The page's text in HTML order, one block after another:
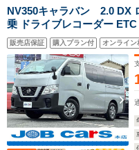
NV350キャラバン 2.0 DX
乗 ドライブレコーダー
イドドア キーレスエントリ
ABS ESC エアコン パワー
ウ 運転席エアバッグ スペア
販売店保証 購入プラン付 オンライン